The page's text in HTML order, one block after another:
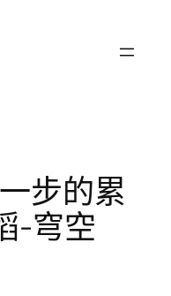
步的累
-穹空